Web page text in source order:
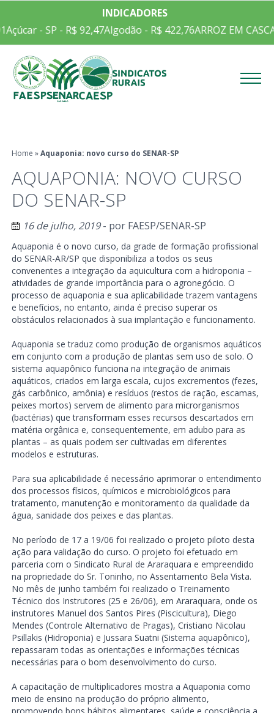
INDICADORES
Açúcar - SP - R$ 92,47Algodão - R$ 422,76ARROZ EM
Home »Aquaponia: novo curso do SENAR-SP
AQUAPONIA: NOVO CURSO
DO SENAR-SP
16 de julho, 2019- por FAESP/SENAR-SP
Aquaponia é o novo curso, da grade de formação profissional
do SENAR-AR/SP que disponibiliza a todos os seus
convenentes a integração da aquicultura com a hidroponia –
atividades de grande importância para o agronegócio. O
processo de aquaponia e sua aplicabilidade trazem vantagens
e benefícios, no entanto, ainda é preciso superar os
obstáculos relacionados à sua implantação e funcionamento.
Aquaponia se traduz como produção de organismos aquáticos
em conjunto com a produção de plantas sem uso de solo. O
sistema aquapônico funciona na integração de animais
aquáticos, criados em larga escala, cujos excrementos (fezes,
gás carbônico, amônia) e resíduos (restos de ração, escamas,
peixes mortos) servem de alimento para microrganismos
(bactérias) que transformam esses recursos descartados em
matéria orgânica e, consequentemente, em adubo para as
plantas – as quais podem ser cultivadas em diferentes
modelos e estruturas.
Para sua aplicabilidade é necessário aprimorar o entendimento
dos processos físicos, químicos e microbiológicos para
tratamento, manutenção e monitoramento da qualidade da
água, sanidade dos peixes e das plantas.
No período de 17 a 19/06 foi realizado o projeto piloto desta
ação para validação do curso. O projeto foi efetuado em
parceria com o Sindicato Rural de Araraquara e empreendido
na propriedade do Sr. Toninho, no Assentamento Bela Vista.
No mês de junho também foi realizado o Treinamento
Técnico dos Instrutores (25 e 26/06), em Araraquara, onde os
instrutores Manuel dos Santos Pires (Piscicultura), Diego
Mendes (Controle Alternativo de Pragas), Cristiano Nicolau
Psillakis (Hidroponia) e Jussara Suatni (Sistema aquapônico),
repassaram todas as orientações e informações técnicas
necessárias para o bom desenvolvimento do curso.
A capacitação de multiplicadores mostra a Aquaponia como
meio de ensino na produção do próprio alimento,